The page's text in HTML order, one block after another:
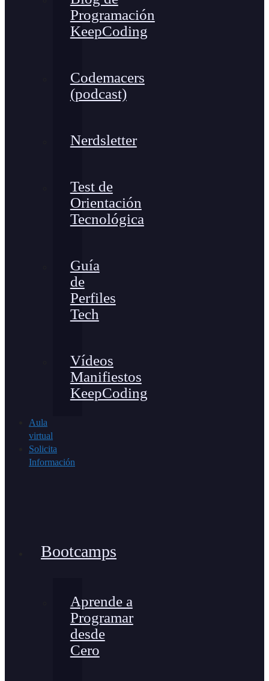
Programación
KeepCoding
Codemacers
(podcast)
Nerdsletter
Test de
Orientación
Tecnológica
Guía
de
Perfiles
Tech
Vídeos
Manifiestos
KeepCoding
Aula
virtual
Solicita
Información
Bootcamps
Aprende a
Programar
desde
Cero